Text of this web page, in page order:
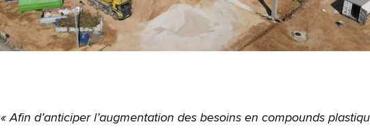
« Afin d’anticiper l’augmentation des besoins en compounds